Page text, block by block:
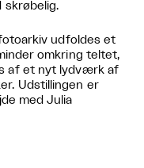
skrøbelig.
udfoldes et
omkring teltet,
af et nyt lydværk af
Udstillingen er
med Julia